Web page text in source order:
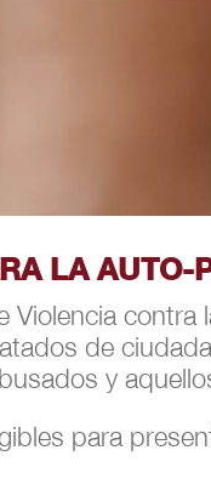
LA AUTO-
Violencia
de
y
para